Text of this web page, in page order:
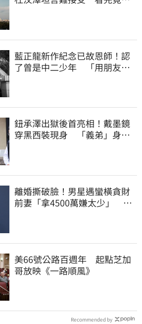
藍正龍新作紀念已故恩師！認
了曾是中二少年 「用朋友電
鈕承澤出獄後首亮相！戴墨鏡
穿黑西裝現身 「義弟」身分
離婚撕破臉！男星遇蠻橫貪財
前妻「拿4500萬嫌太少」 死
美66號公路百週年 起點芝加
哥放映《一路順風》
Recommended by